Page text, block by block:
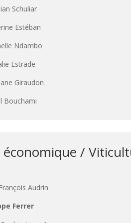
Schuliar
Estéban
Ndambo
Estrade
Giraudon
Bouchami
économique /
Audrin
Ferrer